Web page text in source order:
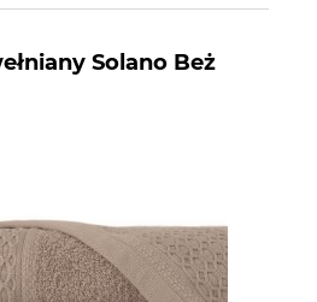
Solano Beż